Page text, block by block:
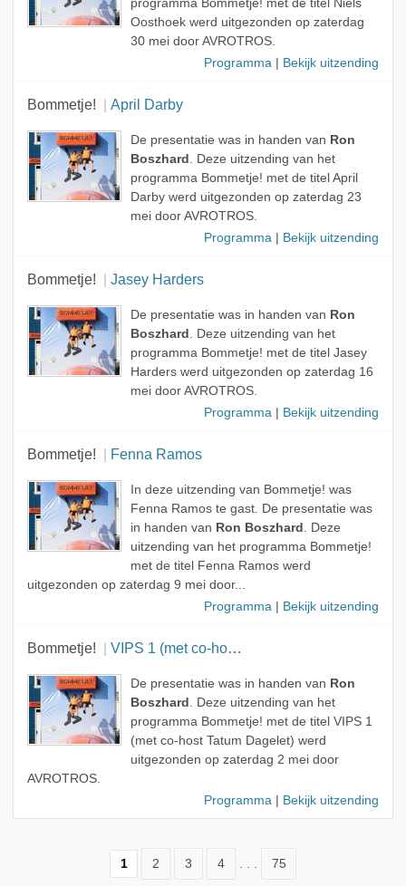
programma Bommetje! met de titel Niels
Oosthoek werd uitgezonden op zaterdag
30 mei door AVROTROS.
Programma
Bekijk uitzending
Bommetje! April Darby
De presentatie was in handen van Ron
Boszhard . Deze uitzending van het
programma Bommetje! met de titel April
Darby werd uitgezonden op zaterdag 23
mei door AVROTROS.
Programma
Bekijk uitzending
Bommetje! Jasey Harders
De presentatie was in handen van Ron
Boszhard . Deze uitzending van het
programma Bommetje! met de titel Jasey
Harders werd uitgezonden op zaterdag 16
mei door AVROTROS.
Programma
Bekijk uitzending
Bommetje! Fenna Ramos
In deze uitzending van Bommetje! was
Fenna Ramos te gast. De presentatie was
in handen van Ron Boszhard . Deze
uitzending van het programma Bommetje!
met de titel Fenna Ramos werd
uitgezonden op zaterdag 9 mei door...
Programma
Bekijk uitzending
Bommetje! VIPS 1 (met co-host Tatum Dagelet)
De presentatie was in handen van Ron
Boszhard . Deze uitzending van het
programma Bommetje! met de titel VIPS 1
(met co-host Tatum Dagelet) werd
uitgezonden op zaterdag 2 mei door
AVROTROS.
Programma
Bekijk uitzending
1 2 3 4 . . . 75